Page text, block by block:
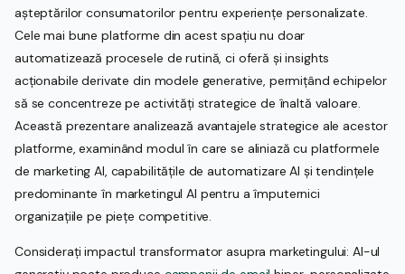
așteptărilor consumatorilor pentru experiențe personalizate.
Cele mai bune platforme din acest spațiu nu doar
automatizează procesele de rutină, ci oferă și insights
acționabile derivate din modele generative, permițând echipelor
să se concentreze pe activități strategice de înaltă valoare.
Această prezentare analizează avantajele strategice ale acestor
platforme, examinând modul în care se aliniază cu platformele
de marketing AI, capabilitățile de automatizare AI și tendințele
predominante în marketingul AI pentru a împuternici
organizațiile pe piețe competitive.
Considerați impactul transformator asupra marketingului: AI-ul